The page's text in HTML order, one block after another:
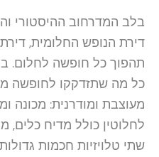
בלב המדרחוב ההיסטורי
תהפוך כל חופשה לחלום.
כל מה שתזדקקו לחופשה
מעוצבת ומודרנית: מכונה
לחלוטין כולל מדיח כלים,
שתי טלויזיות חכמות